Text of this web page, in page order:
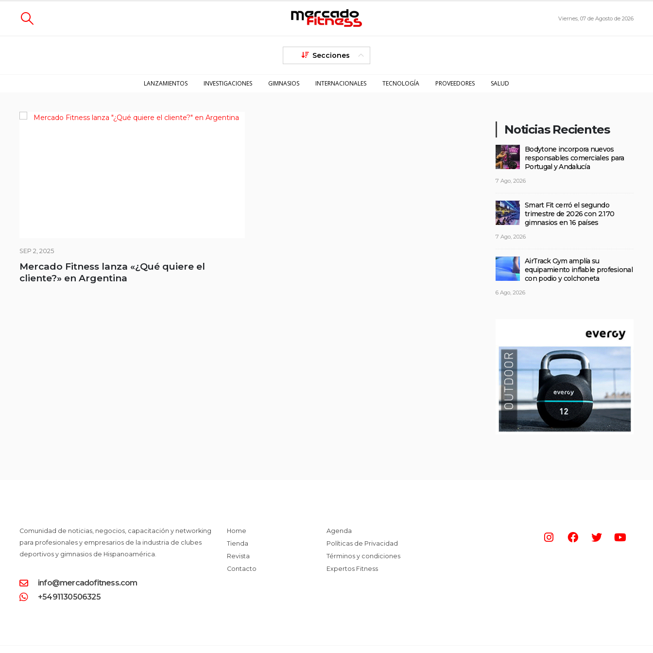
Viernes, 07 de Agosto de 2026
Secciones
LANZAMIENTOS INVESTIGACIONES GIMNASIOS INTERNACIONALES TECNOLOGÍA PROVEEDORES SALUD
SEP 2, 2025
Mercado Fitness lanza «¿Qué quiere el
cliente?» en Argentina
Noticias Recientes
Bodytone incorpora nuevos
responsables comerciales para
Portugal y Andalucía
7 Ago, 2026
Smart Fit cerró el segundo
trimestre de 2026 con 2.170
gimnasios en 16 países
7 Ago, 2026
AirTrack Gym amplía su
equipamiento inflable profesional
con podio y colchoneta
6 Ago, 2026
Comunidad de noticias, negocios, capacitación y networking
para profesionales y empresarios de la industria de clubes
deportivos y gimnasios de Hispanoamérica.
info@mercadofitness.com
+5491130506325
Home
Tienda
Revista
Contacto
Agenda
Políticas de Privacidad
Términos y condiciones
Expertos Fitness